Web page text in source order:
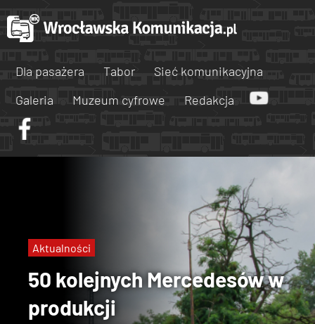
Dla pasażera Tabor
Sieć komunikacyjna
Galeria
Muzeum cyfrowe Redakcja
50 kolejnych Mercedesów w
produkcji
Aktualności